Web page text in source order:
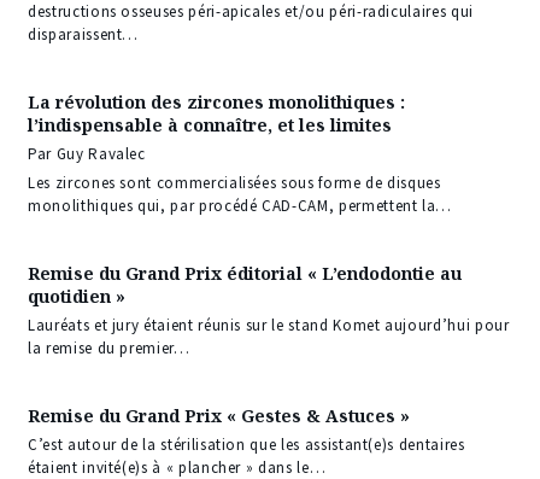
destructions osseuses péri-apicales et/ou péri-radiculaires qui
disparaissent…
La révolution des zircones monolithiques :
l’indispensable à connaître, et les limites
Par Guy Ravalec
Les zircones sont commercialisées sous forme de disques
monolithiques qui, par procédé CAD-CAM, permettent la…
Remise du Grand Prix éditorial « L’endodontie au
quotidien »
Lauréats et jury étaient réunis sur le stand Komet aujourd’hui pour
la remise du premier…
Remise du Grand Prix « Gestes & Astuces »
C’est autour de la stérilisation que les assistant(e)s dentaires
étaient invité(e)s à « plancher » dans le…